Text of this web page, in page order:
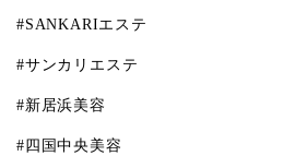
#SANKARIエステ
#サンカリエステ
#新居浜美容
# 四国中央美容